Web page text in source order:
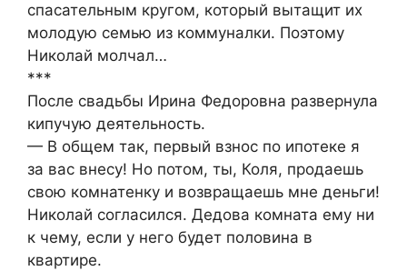
спасательным кругом, который вытащит их
молодую семью из коммуналки. Поэтому
Николай молчал…
***
После свадьбы Ирина Федоровна развернула
кипучую деятельность.
— В общем так, первый взнос по ипотеке я
за вас внесу! Но потом, ты, Коля, продаешь
свою комнатенку и возвращаешь мне деньги!
Николай согласился. Дедова комната ему ни
к чему, если у него будет половина в
квартире.